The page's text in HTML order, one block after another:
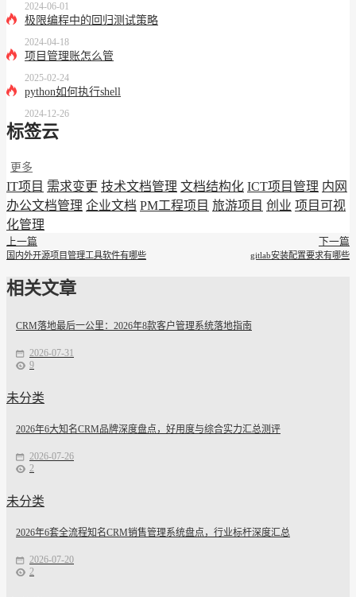
2024-06-01
极限编程中的回归测试策略
2024-04-18
项目管理账怎么管
2025-02-24
python如何执行shell
2024-12-26
标签云
更多
IT项目 需求变更 技术文档管理 文档结构化 ICT项目管理 内网
办公文档管理 企业文档 PM工程项目 旅游项目 创业 项目可视
化管理
上一篇
国内外开源项目管理工具软件有哪些
下一篇
gitlab安装配置要求有哪些
相关文章
CRM落地最后一公里：2026年8款客户管理系统落地指南
2026-07-31
9
未分类
2026年6大知名CRM品牌深度盘点，好用度与综合实力汇总测评
2026-07-26
2
未分类
2026年6套全流程知名CRM销售管理系统盘点，行业标杆深度汇总
2026-07-20
2